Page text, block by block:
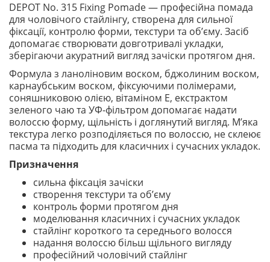
DEPOT No. 315 Fixing Pomade — професійна помада
для чоловічого стайлінгу, створена для сильної
фіксації, контролю форми, текстури та об’єму. Засіб
допомагає створювати довготривалі укладки,
зберігаючи акуратний вигляд зачіски протягом дня.
Формула з ланоліновим воском, бджолиним воском,
карнаубським воском, фіксуючими полімерами,
соняшниковою олією, вітаміном E, екстрактом
зеленого чаю та УФ-фільтром допомагає надати
волоссю форму, щільність і доглянутий вигляд. М’яка
текстура легко розподіляється по волоссю, не склеює
пасма та підходить для класичних і сучасних укладок.
Призначення
сильна фіксація зачіски
створення текстури та об’єму
контроль форми протягом дня
моделювання класичних і сучасних укладок
стайлінг короткого та середнього волосся
надання волоссю більш щільного вигляду
професійний чоловічий стайлінг